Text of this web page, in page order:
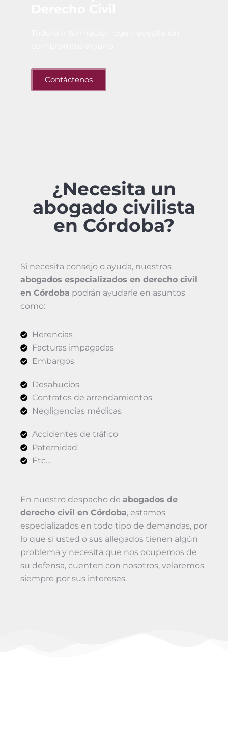
Contáctenos
¿Necesita un
abogado civilista
en Córdoba?
Si necesita consejo o ayuda, nuestros
abogados especializados en derecho civil
en Córdoba podrán ayudarle en asuntos
como:
Herencias
Facturas impagadas
Embargos
Desahucios
Contratos de arrendamientos
Negligencias médicas
Accidentes de tráfico
Paternidad
Etc...
En nuestro despacho de abogados de
derecho civil en Córdoba, estamos
especializados en todo tipo de demandas, por
lo que si usted o sus allegados tienen algún
problema y necesita que nos ocupemos de
su defensa, cuenten con nosotros, velaremos
siempre por sus intereses.